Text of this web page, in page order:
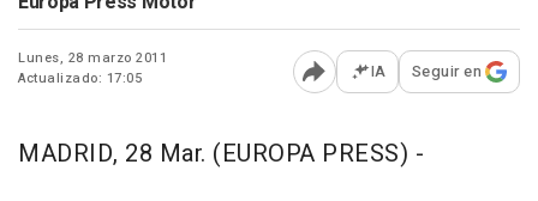
Lunes, 28 marzo 2011
Actualizado: 17:05
Abrir opciones para
IA Seguir en
MADRID, 28 Mar. (EUROPA PRESS) -